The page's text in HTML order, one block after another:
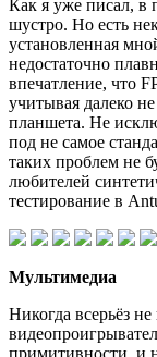
Как я уже писал, в
шустро. Но есть
установленная
недостаточно
впечатление, что
учитывая далеко
планшета. Не
под не самое
таких проблем не
любителей
тестирование в
Мультимедиа
Никогда всерьёз